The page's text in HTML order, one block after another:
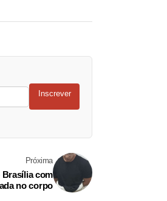
Inscrever
Próxima
Brasília com
no corpo